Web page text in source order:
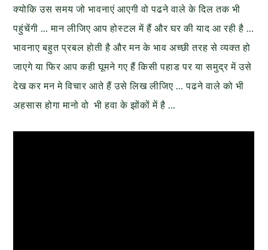
क्योकि उस समय जो भावनाएं आएगी वो पढने वाले के दिल तक भी
पहुंचेंगी … मान लीजिए आप होस्टल में हैं और घर की याद आ रही है …
भावनाए बहुत प्रबल होती है और मन के भाव अच्छी तरह से व्यक्त हो
जाएगे या फिर आप कही घूमने गए हैं किसी पहाड पर या समुद्र में उसे
देख कर मन मे विचार आते हैं उसे लिख लीजिए … पढने वाले को भी
अहसास होगा मानो वो भी हवा के झोंकों में है …